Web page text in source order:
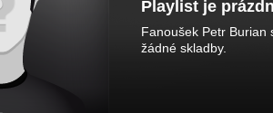
Playlist je
Fanoušek Petr Burian
žádné skladby.